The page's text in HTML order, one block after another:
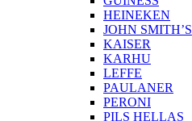
HEINEKEN
JOHN SMITH’S
KAISER
KARHU
LEFFE
PAULANER
PERONI
PILS HELLAS